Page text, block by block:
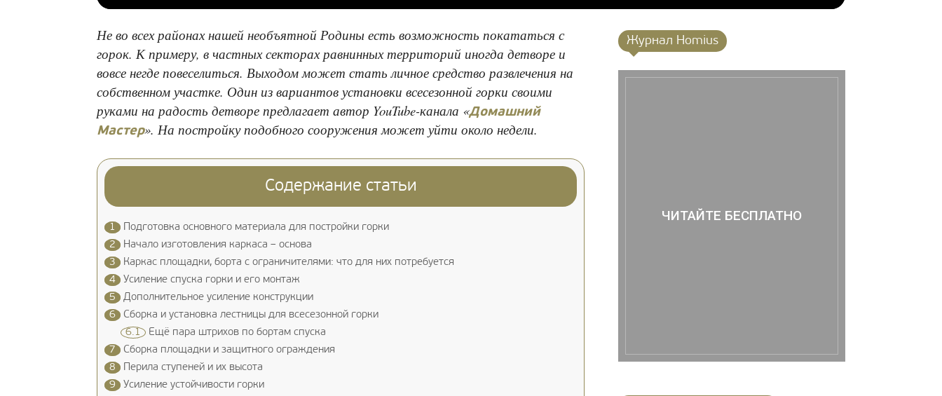
Не во всех районах нашей необъятной Родины есть возможность покататься с
горок. К примеру, в частных секторах равнинных территорий иногда детворе и
вовсе негде повеселиться. Выходом может стать личное средство развлечения на
собственном участке. Один из вариантов установки всесезонной горки своими
руками на радость детворе предлагает автор YouTube-канала «Домашний
Мастер». На постройку подобного сооружения может уйти около недели.
Содержание статьи
1
Подготовка основного материала для постройки горки
2
Начало изготовления каркаса – основа
3
Каркас площадки, борта с ограничителями: что для них потребуется
4
Усиление спуска горки и его монтаж
5
Дополнительное усиление конструкции
6
Сборка и установка лестницы для всесезонной горки
6.1 Ещё пара штрихов по бортам спуска
7
Сборка площадки и защитного ограждения
8
Перила ступеней и их высота
9
Усиление устойчивости горки
Журнал Homius
ЧИТАЙТЕ БЕСПЛАТНО